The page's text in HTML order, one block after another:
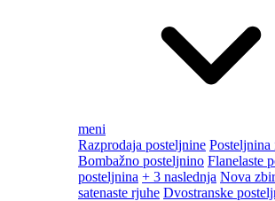
meni
Razprodaja posteljnine
Bombažno posteljnino Flanelaste
posteljnina + 3 naslednja Nova
satenaste rjuhe Dvostranske